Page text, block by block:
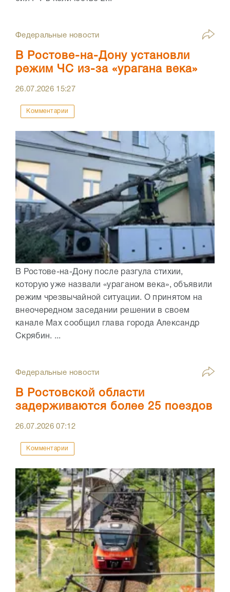
Федеральные новости
В Ростове-на-Дону установли
режим ЧС из-за «урагана века»
26.07.2026 15:27
Комментарии
В Ростове-на-Дону после разгула стихии,
которую уже назвали «ураганом века», объявили
режим чрезвычайной ситуации. О принятом на
внеочередном заседании решении в своем
канале Max сообщил глава города Александр
Скрябин. ...
Федеральные новости
В Ростовской области
задерживаются более 25 поездов
26.07.202607:12
Комментарии